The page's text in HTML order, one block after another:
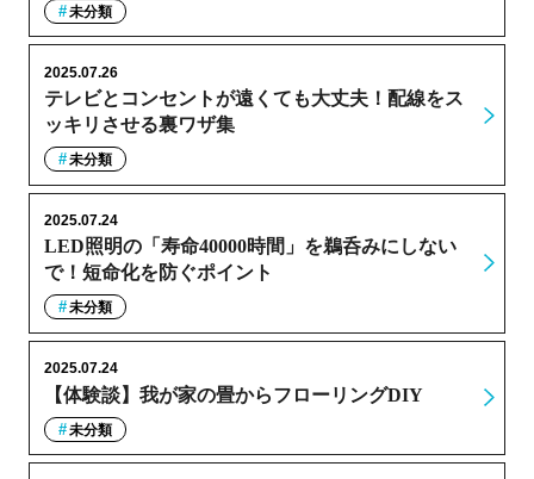
未分類
テレビとコンセントが遠くても大丈夫！配線をス
ッキリさせる裏ワザ集
2025.07.26
未分類
LED照明の「寿命40000時間」を鵜呑みにしない
で！短命化を防ぐポイント
2025.07.24
未分類
【体験談】我が家の畳からフローリングDIY
2025.07.24
未分類